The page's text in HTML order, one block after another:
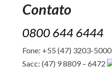
Contato
0800 644 6444
Fone: +55 (47) 3203-5000
Sacc: (47) 9 8809 – 6472